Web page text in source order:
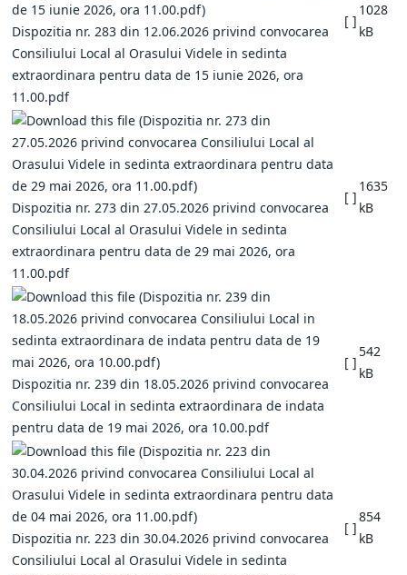
Dispozitia nr. 283 din 12.06.2026 privind convocarea
Consiliului Local al Orasului Videle in sedinta
extraordinara pentru data de 15 iunie 2026, ora
11.00.pdf
[ ]
1028
kB
Dispozitia nr. 273 din 27.05.2026 privind convocarea
Consiliului Local al Orasului Videle in sedinta
extraordinara pentru data de 29 mai 2026, ora
11.00.pdf
[ ]
1635
kB
Dispozitia nr. 239 din 18.05.2026 privind convocarea
Consiliului Local in sedinta extraordinara de indata
pentru data de 19 mai 2026, ora 10.00.pdf
[ ]
542
kB
Dispozitia nr. 223 din 30.04.2026 privind convocarea
Consiliului Local al Orasului Videle in sedinta
[ ]
854
kB